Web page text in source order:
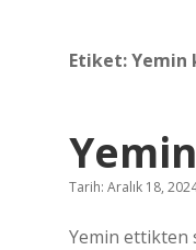
Etiket:
Tarih: Aralık 18,
Yemin ettikten